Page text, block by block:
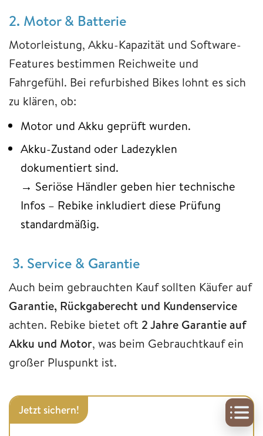
2. Motor & Batterie
Motorleistung, Akku-Kapazität und Software-
Features bestimmen Reichweite und
Fahrgefühl. Bei refurbished Bikes lohnt es sich
zu klären, ob:
Motor und Akku geprüft wurden.
Akku-Zustand oder Ladezyklen
dokumentiert sind.
→ Seriöse Händler geben hier technische
Infos – Rebike inkludiert diese Prüfung
standardmäßig.
3. Service & Garantie
Auch beim gebrauchten Kauf sollten Käufer auf
Garantie, Rückgaberecht und Kundenservice
achten. Rebike bietet oft 2 Jahre Garantie auf
Akku und Motor, was beim Gebrauchtkauf ein
großer Pluspunkt ist.
Jetzt sichern!